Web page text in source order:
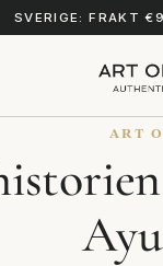
SVERIGE: FRAKT
ART